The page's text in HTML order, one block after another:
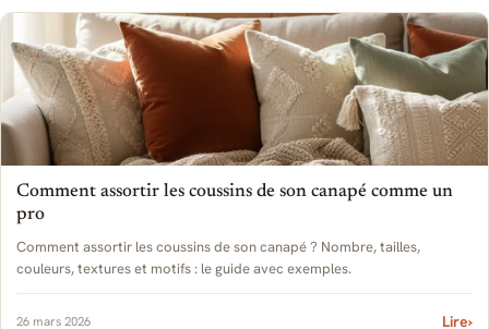
Comment assortir les coussins de son canapé comme un
pro
Comment assortir les coussins de son canapé ? Nombre, tailles,
couleurs, textures et motifs : le guide avec exemples.
26 mars 2026 Lire›